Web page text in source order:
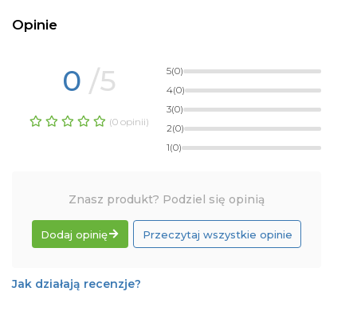
Opinie
0 /5
(0 opinii)
5(0)
4(0)
3(0)
2(0)
1(0)
Znasz produkt? Podziel się opinią
Dodaj opinię Przeczytaj wszystkie opinie
Jak działają recenzje?